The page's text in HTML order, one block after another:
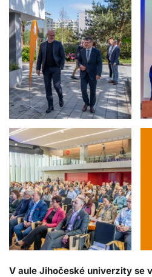
V aule Jihočeské univerzity se